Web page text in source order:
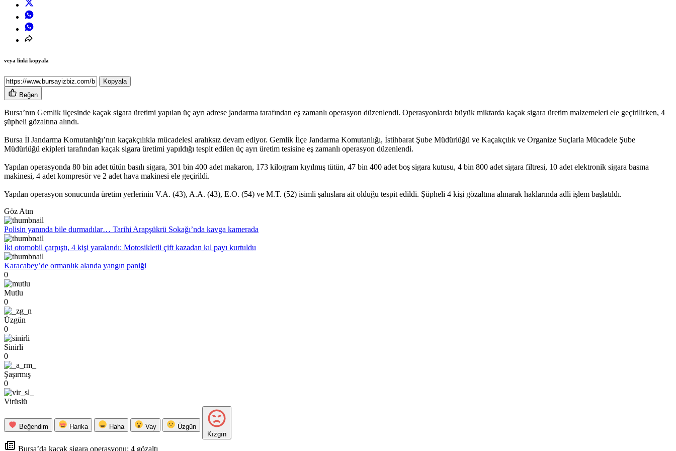
veya linki kopyala
Kopyala
Beğen
Bursa’nın Gemlik ilçesinde kaçak sigara üretimi yapılan üç ayrı adrese jandarma tarafından eş zamanlı operasyon düzenlendi. Operasyonlarda büyük miktarda kaçak sigara üretim malzemeleri ele geçirilirken, 4
şüpheli gözaltına alındı.
Bursa İl Jandarma Komutanlığı’nın kaçakçılıkla mücadelesi aralıksız devam ediyor. Gemlik İlçe Jandarma Komutanlığı, İstihbarat Şube Müdürlüğü ve Kaçakçılık ve Organize Suçlarla Mücadele Şube
Müdürlüğü ekipleri tarafından kaçak sigara üretimi yapıldığı tespit edilen üç ayrı üretim tesisine eş zamanlı operasyon düzenlendi.
Yapılan operasyonda 80 bin adet tütün basılı sigara, 301 bin 400 adet makaron, 173 kilogram kıyılmış tütün, 47 bin 400 adet boş sigara kutusu, 4 bin 800 adet sigara filtresi, 10 adet elektronik sigara basma
makinesi, 4 adet kompresör ve 2 adet hava makinesi ele geçirildi.
Yapılan operasyon sonucunda üretim yerlerinin V.A. (43), A.A. (43), E.O. (54) ve M.T. (52) isimli şahıslara ait olduğu tespit edildi. Şüpheli 4 kişi gözaltına alınarak haklarında adli işlem başlatıldı.
Göz Atın
Polisin yanında bile durmadılar… Tarihi Arapşükrü Sokağı’nda kavga kamerada
İki otomobil çarpıştı, 4 kişi yaralandı: Motosikletli çift kazadan kıl payı kurtuldu
Karacabey’de ormanlık alanda yangın paniği
0
Mutlu
0
Üzgün
0
Sinirli
0
Şaşırmış
0
Virüslü
Beğendim Harika Haha Vay
Üzgün
Kızgın
Bursa’da kaçak sigara operasyonu: 4 gözaltı